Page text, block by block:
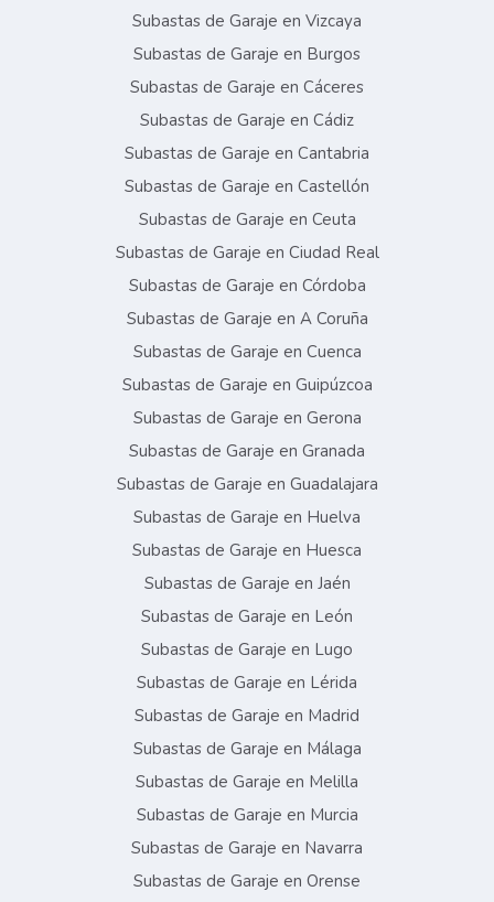
Subastas de Garaje en Vizcaya
Subastas de Garaje en Burgos
Subastas de Garaje en Cáceres
Subastas de Garaje en Cádiz
Subastas de Garaje en Cantabria
Subastas de Garaje en Castellón
Subastas de Garaje en Ceuta
Subastas de Garaje en Ciudad Real
Subastas de Garaje en Córdoba
Subastas de Garaje en A Coruña
Subastas de Garaje en Cuenca
Subastas de Garaje en Guipúzcoa
Subastas de Garaje en Gerona
Subastas de Garaje en Granada
Subastas de Garaje en Guadalajara
Subastas de Garaje en Huelva
Subastas de Garaje en Huesca
Subastas de Garaje en Jaén
Subastas de Garaje en León
Subastas de Garaje en Lugo
Subastas de Garaje en Lérida
Subastas de Garaje en Madrid
Subastas de Garaje en Málaga
Subastas de Garaje en Melilla
Subastas de Garaje en Murcia
Subastas de Garaje en Navarra
Subastas de Garaje en Orense